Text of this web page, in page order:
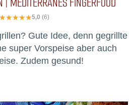
5,0 (6)
Gute Idee, denn gegrillte
super Vorspeise aber auch
Zudem gesund!